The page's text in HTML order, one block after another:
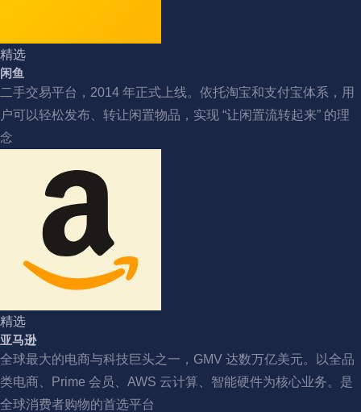
精选
闲鱼
二手交易平台，2014 年正式上线。依托淘宝和支付宝体系，用
户可以轻松发布、转让闲置物品，实现 “让闲置流转起来” 的理
念
精选
亚马逊
全球最大的电商与科技巨头之一，GMV 达数万亿美元。以全品
类电商、Prime 会员、AWS 云计算、智能硬件为核心业务。是
全球消费者购物的首选平台